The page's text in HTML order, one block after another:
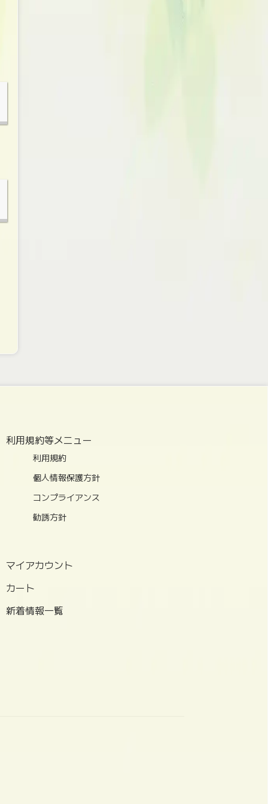
利用規約等メニュー
利用規約
個人情報保護方針
コンプライアンス
勧誘方針
マイアカウント
カート
新着情報一覧